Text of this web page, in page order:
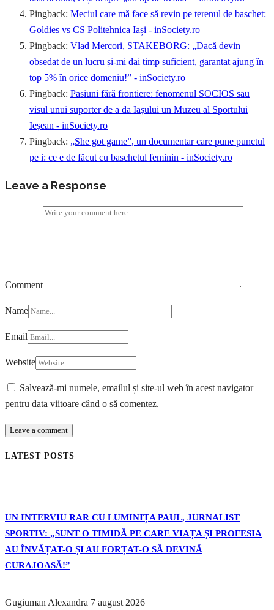
Pingback: Meciul care mă face să revin pe terenul de baschet:
Goldies vs CS Politehnica Iași - inSociety.ro
Pingback: Vlad Mercori, STAKEBORG: „Dacă devin
obsedat de un lucru și-mi dai timp suficient, garantat ajung în
top 5% în orice domeniu!” - inSociety.ro
Pingback: Pasiuni fără frontiere: fenomenul SOCIOS sau
visul unui suporter de a da Iașului un Muzeu al Sportului
Ieșean - inSociety.ro
Pingback: „She got game”, un documentar care pune punctul
pe i: ce e de făcut cu baschetul feminin - inSociety.ro
Leave a Response
Comment
Name
Email
Website
Salvează-mi numele, emailul și site-ul web în acest navigator
pentru data viitoare când o să comentez.
LATEST POSTS
UN INTERVIU RAR CU LUMINIȚA PAUL, JURNALIST
SPORTIV: „SUNT O TIMIDĂ PE CARE VIAȚA ȘI PROFESIA
AU ÎNVĂȚAT-O ȘI AU FORȚAT-O SĂ DEVINĂ
CURAJOASĂ!”
Gugiuman Alexandra 7 august 2026